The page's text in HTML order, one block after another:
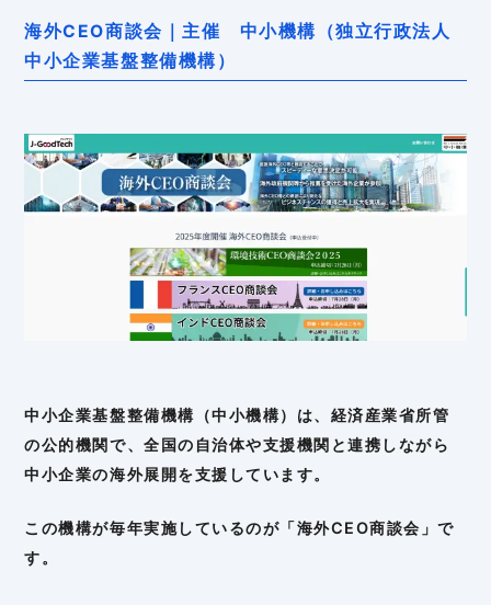
海外CEO商談会｜主催 中小機構（独立行政法人
中小企業基盤整備機構）
中小企業基盤整備機構（中小機構）は、経済産業省所管
の公的機関で、全国の自治体や支援機関と連携しながら
中小企業の海外展開を支援しています。
この機構が毎年実施しているのが「海外CEO商談会」で
す。